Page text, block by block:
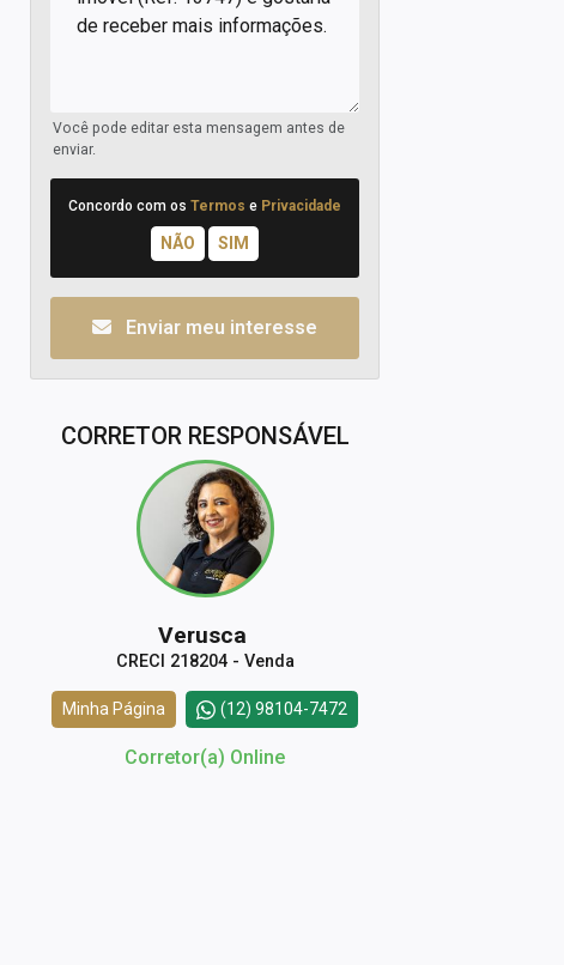
Você pode editar esta mensagem antes de
enviar.
Concordo com os Termos e Privacidade
Enviar meu interesse
CORRETOR RESPONSÁVEL
Verusca
CRECI 218204 - Venda
Minha Página (12) 98104-7472
Corretor(a) Online